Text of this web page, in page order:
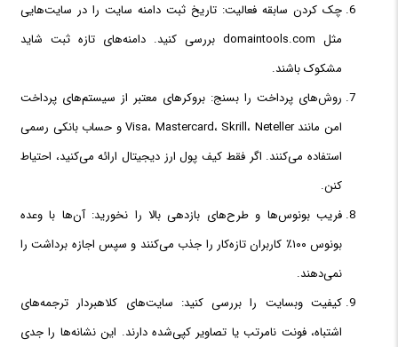
چک کردن سابقه فعالیت: تاریخ ثبت دامنه سایت را در سایت‌هایی
مثل domaintools.com بررسی کنید. دامنه‌های تازه ثبت شاید
مشکوک باشند.
روش‌های پرداخت را بسنج: بروکرهای معتبر از سیستم‌های پرداخت
امن مانند Visa، Mastercard، Skrill، Neteller و حساب بانکی رسمی
استفاده می‌کنند. اگر فقط کیف پول ارز دیجیتال ارائه می‌کنید، احتیاط
کنن.
فریب بونوس‌ها و طرح‌های بازدهی بالا را نخورید: آن‌ها با وعده
بونوس ۱۰۰٪ کاربران تازه‌کار را جذب می‌کنند و سپس اجازه برداشت را
نمی‌دهند.
کیفیت وبسایت را بررسی کنید: سایت‌های کلاهبردار ترجمه‌های
اشتباه، فونت نامرتب یا تصاویر کپی‌شده دارند. این نشانه‌ها را جدی